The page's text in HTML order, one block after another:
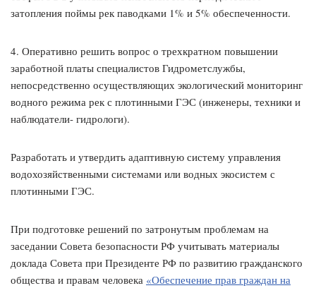
затопления поймы рек паводками 1% и 5% обеспеченности.
4. Оперативно решить вопрос о трехкратном повышении
заработной платы специалистов Гидрометслужбы,
непосредственно осуществляющих экологический мониторинг
водного режима рек с плотинными ГЭС (инженеры, техники и
наблюдатели- гидрологи).
Разработать и утвердить адаптивную систему управления
водохозяйственными системами или водных экосистем с
плотинными ГЭС.
При подготовке решений по затронутым проблемам на
заседании Совета безопасности РФ учитывать материалы
доклада Совета при Президенте РФ по развитию гражданского
общества и правам человека «Обеспечение прав граждан на